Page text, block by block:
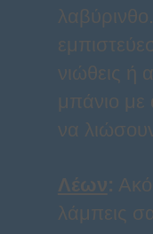
νιώθεις ή
μπάνιο με
να
Λέων:
λάμπεις